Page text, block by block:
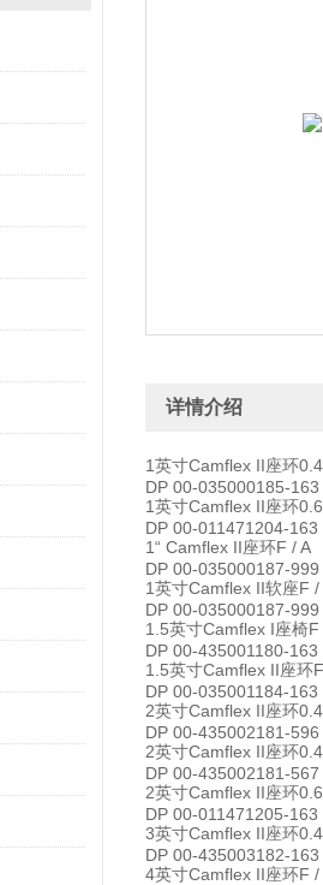
详情介绍
1英寸Camflex II座环
DP 00-035000185-163
1英寸Camflex II座环
DP 00-011471204-163
1“ Camflex II座环F / A
DP 00-035000187-999
1英寸Camflex II软座F /
DP 00-035000187-999
1.5英寸Camflex I座椅F
DP 00-435001180-163
1.5英寸Camflex II座环
DP 00-035001184-163
2英寸Camflex II座环
DP 00-435002181-596
2英寸Camflex II座环
DP 00-435002181-567
2英寸Camflex II座环
DP 00-011471205-163
3英寸Camflex II座环
DP 00-435003182-163
4英寸Camflex II座环F /